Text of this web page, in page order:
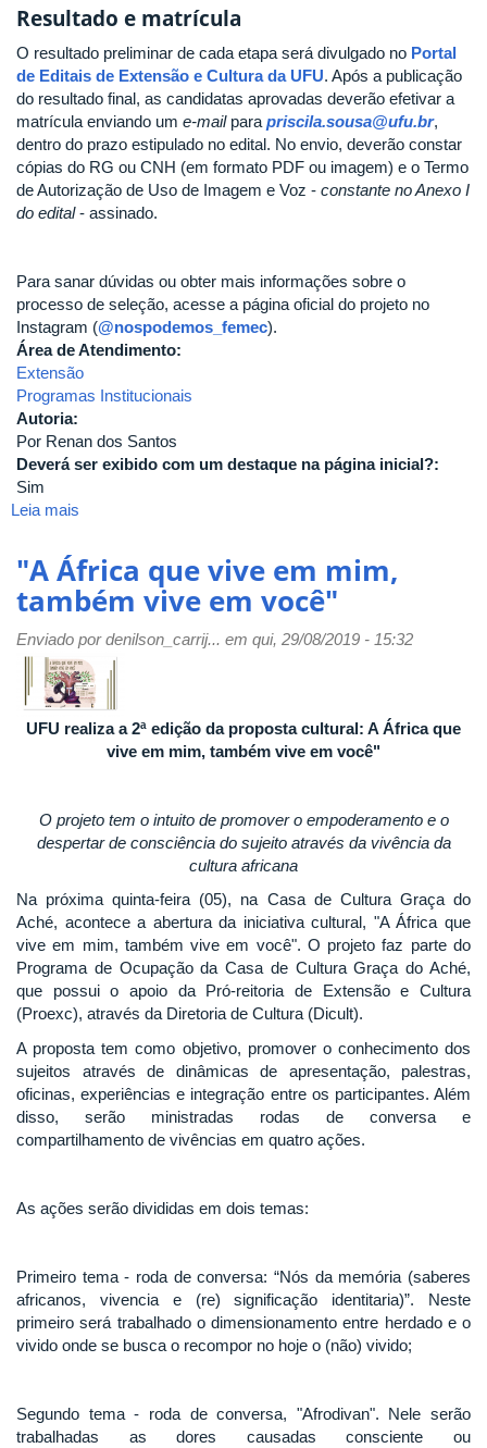
Resultado e matrícula
O resultado preliminar de cada etapa será divulgado no Portal
de Editais de Extensão e Cultura da UFU. Após a publicação
do resultado final, as candidatas aprovadas deverão efetivar a
matrícula enviando um e-mailpara priscila.sousa@ufu.br,
dentro do prazo estipulado no edital. No envio, deverão constar
cópias do RG ou CNH (em formato PDF ou imagem) e o Termo
de Autorização de Uso de Imagem e Voz - constante no Anexo I
do edital- assinado.
Para sanar dúvidas ou obter mais informações sobre o
processo de seleção, acesse a página oficial do projeto no
Instagram (@nospodemos_femec).
Área de Atendimento:
Extensão
Programas Institucionais
Autoria:
Por Renan dos Santos
Deverá ser exibido com um destaque na página inicial?:
Sim
Leia mais
‘Nós
Podemos’
abre
para
minicurso
gratuito
de
mecânica
de
veículos
para
mulheres
"A África que vive em mim,
também vive em você"
Enviado pordenilson_carrij... em qui, 29/08/2019 - 15:32
UFU realiza a 2ª edição da proposta cultural: A África que
vive em mim, também vive em você"
O projeto tem o intuito de promover o empoderamento e o
despertar de consciência do sujeito através da vivência da
cultura africana
Na próxima quinta-feira (05), na Casa de Cultura Graça do
Aché, acontece a abertura da iniciativa cultural, "A África que
vive em mim, também vive em você". O projeto faz parte do
Programa de Ocupação da Casa de Cultura Graça do Aché,
que possui o apoio da Pró-reitoria de Extensão e Cultura
(Proexc), através da Diretoria de Cultura (Dicult).
A proposta tem como objetivo, promover o conhecimento dos
sujeitos através de dinâmicas de apresentação, palestras,
oficinas, experiências e integração entre os participantes. Além
disso, serão ministradas rodas de conversa e
compartilhamento de vivências em quatro ações.
As ações serão divididas em dois temas:
Primeiro tema - roda de conversa: “Nós da memória (saberes
africanos, vivencia e (re) significação identitaria)”. Neste
primeiro será trabalhado o dimensionamento entre herdado e o
vivido onde se busca o recompor no hoje o (não) vivido;
Segundo tema - roda de conversa, "Afrodivan". Nele serão
trabalhadas as dores causadas consciente ou